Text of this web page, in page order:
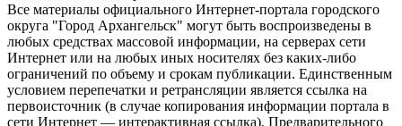
Все материалы официального Интернет-портала городского
округа "Город Архангельск" могут быть воспроизведены в
любых средствах массовой информации, на серверах сети
Интернет или на любых иных носителях без каких-либо
ограничений по объему и срокам публикации. Единственным
условием перепечатки и ретрансляции является ссылка на
первоисточник (в случае копирования информации портала в
сети Интернет — интерактивная ссылка). Предварительного